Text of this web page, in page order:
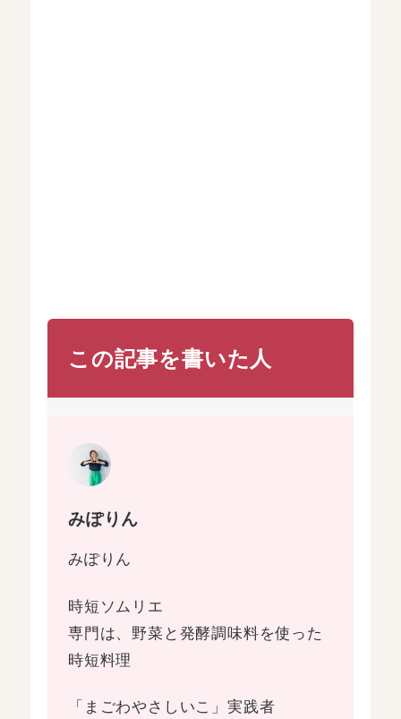
この記事を書いた人
みぽりん
みぽりん
時短ソムリエ
専門は、野菜と発酵調味料を使った
時短料理
「まごわやさしいこ」実践者